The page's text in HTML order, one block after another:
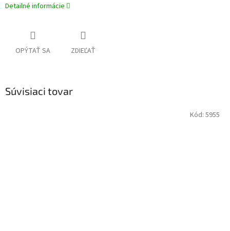
Detailné informácie
OPÝTAŤ SA ZDIEĽAŤ
Súvisiaci tovar
Kód: 5955